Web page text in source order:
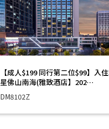
【成人$199 同行第二位$99】入
星佛山南海(雅致酒店】202…
DM8102Z